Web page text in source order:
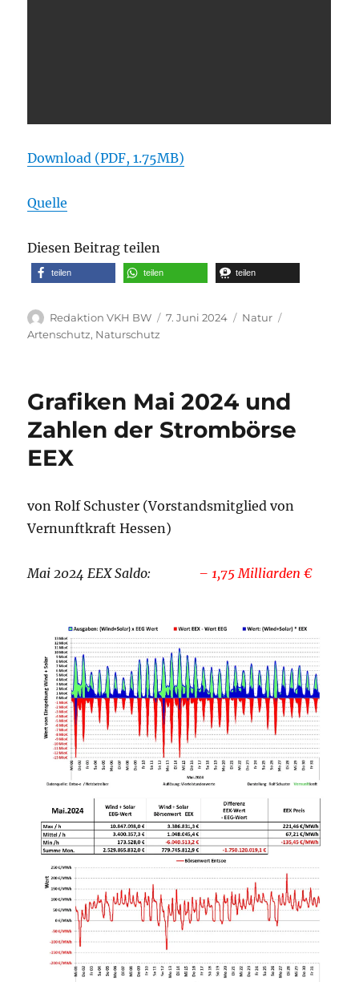
Download (PDF, 1.75MB)
Quelle
Diesen Beitrag teilen
teilen teilen teilen
Autor
Redaktion VKH BW
Veröffentlicht
7. Juni 2024 Kategorien
Natur
Artenschutz, Naturschutz
Grafiken Mai 2024 und
Zahlen der Strombörse
EEX
von Rolf Schuster (Vorstandsmitglied von
Vernunftkraft Hessen)
Mai 2024 EEX Saldo: – 1,75 Milliarden €